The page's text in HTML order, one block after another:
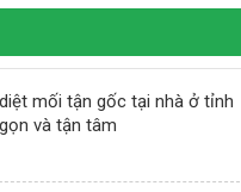
mối tận gốc tại nhà ở tỉnh
và tận tâm